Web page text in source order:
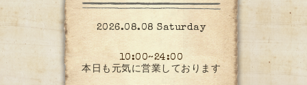
2026.08.08 Saturday
10:00~24:00
本日も元気に営業しております